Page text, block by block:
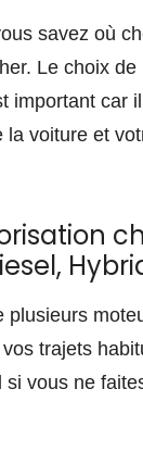
savez où
Le choix de
important car
la voiture et
plusieurs
trajets
si vous ne